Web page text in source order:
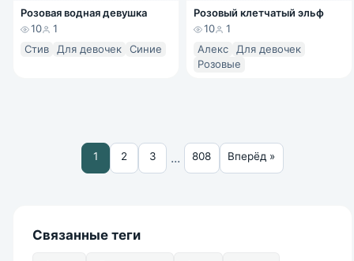
Розовая водная девушка
10
1
Стив
Для девочек Синие
Розовый клетчатый эльф
10
1
Алекс
Для девочек
Розовые
1 2 3 ... 808 Вперёд »
Связанные теги